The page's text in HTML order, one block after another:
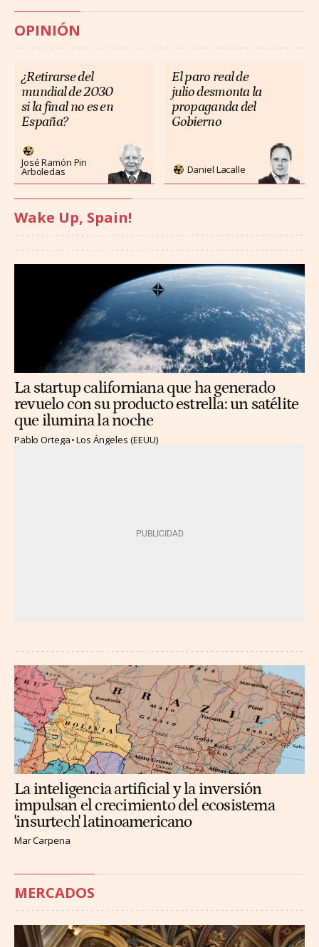
OPINIÓN
¿Retirarse del
mundial de 2030
si la final no es en
España?
José Ramón Pin
Arboledas
El paro real de
julio desmonta la
propaganda del
Gobierno
Daniel Lacalle
Wake Up, Spain!
La startup californiana que ha generado
revuelo con su producto estrella: un satélite
que ilumina la noche
Pablo Ortega Los Ángeles (EEUU)
La inteligencia artificial y la inversión
impulsan el crecimiento del ecosistema
'insurtech' latinoamericano
Mar Carpena
MERCADOS